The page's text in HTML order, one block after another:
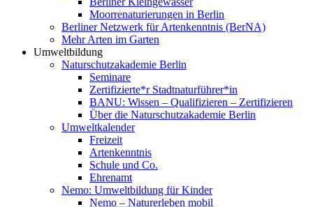
Moorrenaturierungen in Berlin
Berliner Netzwerk für Artenkenntnis (BerNA)
Mehr Arten im Garten
Umweltbildung
Naturschutzakademie Berlin
Seminare
Zertifizierte*r Stadtnaturführer*in
BANU: Wissen – Qualifizieren – Zertifizieren
Über die Naturschutzakademie Berlin
Umweltkalender
Freizeit
Artenkenntnis
Schule und Co.
Ehrenamt
Nemo: Umweltbildung für Kinder
Nemo – Naturerleben mobil